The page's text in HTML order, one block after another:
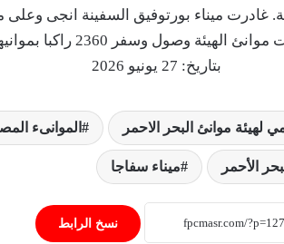
بتاريخ: 27 يونيو 2026
لهيئة موانئ البحر الاحمر الموانىء
الأحمر ميناء سفاجا
نسخ الرابط
فاتورة
تفاصيل تطبيق
استقرار